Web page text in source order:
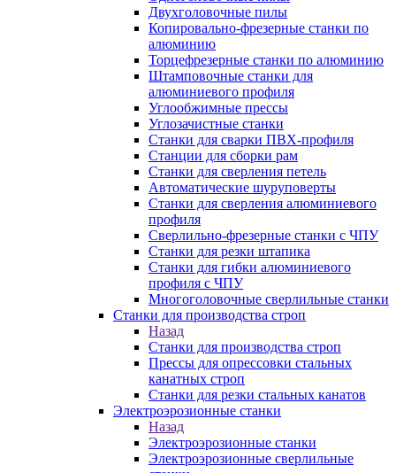
Двухголовочные пилы
Копировально-фрезерные станки по
алюминию
Торцефрезерные станки по алюминию
Штамповочные станки для
алюминиевого профиля
Углообжимные прессы
Углозачистные станки
Станки для сварки ПВХ-профиля
Станции для сборки рам
Станки для сверления петель
Автоматические шуруповерты
Станки для сверления алюминиевого
профиля
Сверлильно-фрезерные станки с ЧПУ
Станки для резки штапика
Станки для гибки алюминиевого
профиля с ЧПУ
Многоголовочные сверлильные станки
Станки для производства строп
Назад
Станки для производства строп
Прессы для опрессовки стальных
канатных строп
Станки для резки стальных канатов
Электроэрозионные станки
Назад
Электроэрозионные станки
Электроэрозионные сверлильные